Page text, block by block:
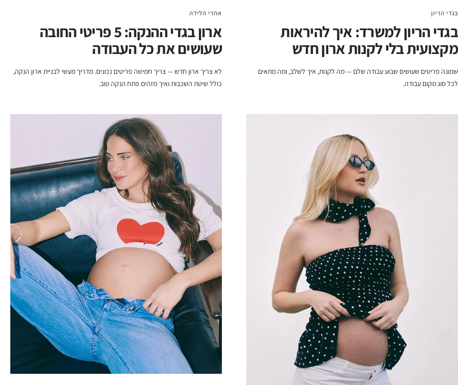
בגדי הריון
בגדי הריון למשרד: איך להיראות
מקצועית בלי לקנות ארון חדש
שמונה פריטים שעושים שבוע עבודה שלם — מה לקנות, איך לשלב, ומה מתאים
לכל סוג מקום עבודה.
אחרי הלידה
ארון בגדי ההנקה: 5 פריטי החובה
שעושים את כל העבודה
לא צריך ארון חדש — צריך חמישה פריטים נכונים. מדריך מעשי לבניית ארון הנקה,
כולל שיטת השכבות ואיך מזהים פתח הנקה טוב.